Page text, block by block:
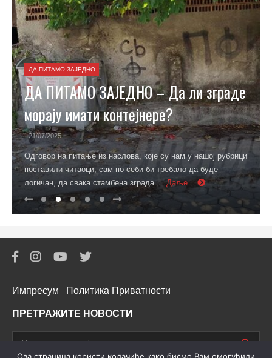
ДА ПИТАМО ЗАЈЕДНО
ДА ПИТАМО ЗАЈЕДНО – Да ли зграде
морају имати контејнере?
- 21/07/2025
Одговор на питање из наслова, које су нам у нашој рубрици
поставили читаоци, сам по себи би требало да буде
логичан, да свака стамбена зграда ... Даље...
Импресум Политика Приватности
ПРЕТРАЖИТЕ НОВОСТИ